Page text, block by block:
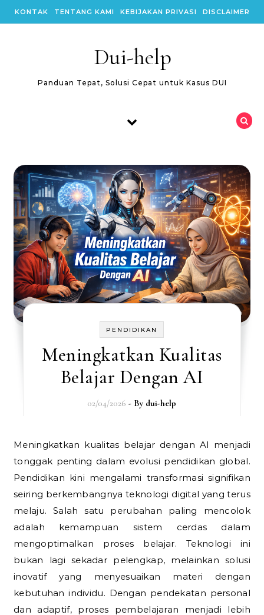
KONTAK TENTANG KAMI KEBIJAKAN PRIVASI DISCLAIMER
Dui-help
Panduan Tepat, Solusi Cepat untuk Kasus DUI
PENDIDIKAN
Meningkatkan Kualitas
Belajar Dengan AI
02/04/2026 - By dui-help
Meningkatkan kualitas belajar dengan AI menjadi
tonggak penting dalam evolusi pendidikan global.
Pendidikan kini mengalami transformasi signifikan
seiring berkembangnya teknologi digital yang terus
melaju. Salah satu perubahan paling mencolok
adalah kemampuan sistem cerdas dalam
mengoptimalkan proses belajar. Teknologi ini
bukan lagi sekadar pelengkap, melainkan solusi
inovatif yang menyesuaikan materi dengan
kebutuhan individu. Dengan pendekatan personal
dan adaptif, proses pembelajaran menjadi lebih